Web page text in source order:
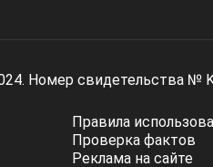
Номер свидетельства №
Правила
Проверка фактов
Реклама на сайте